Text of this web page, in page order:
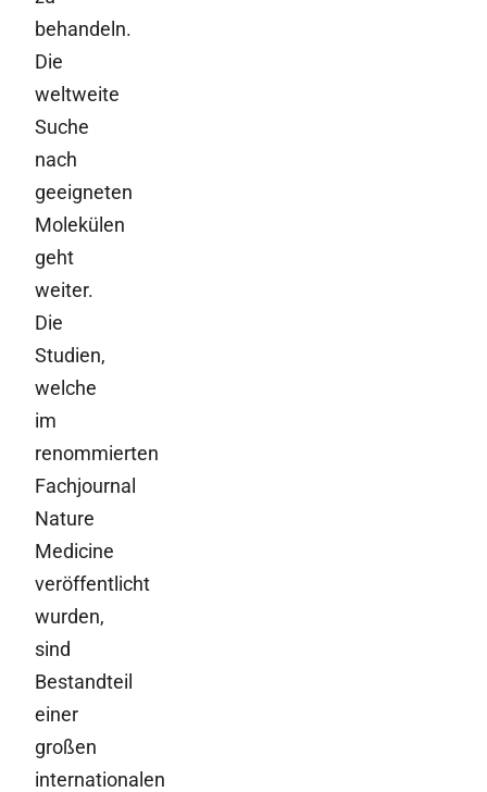
behandeln.
Die
weltweite
Suche
nach
geeigneten
Molekülen
geht
weiter.
Die
Studien,
welche
im
renommierten
Fachjournal
Nature
Medicine
veröffentlicht
wurden,
sind
Bestandteil
einer
großen
internationalen